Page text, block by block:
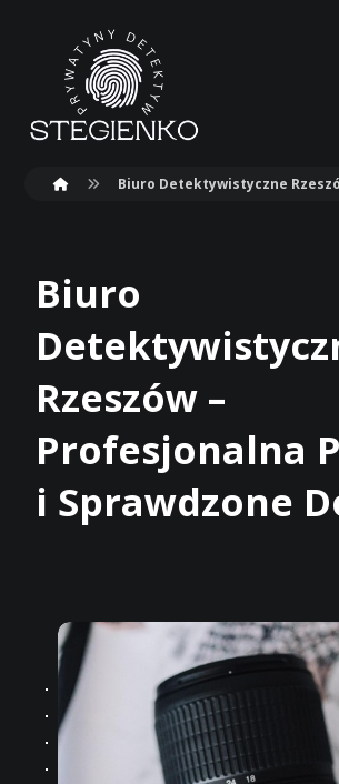
Biuro Detektywistyczne
Biuro
Rzeszów –
Profesjonalna
i Sprawdzone